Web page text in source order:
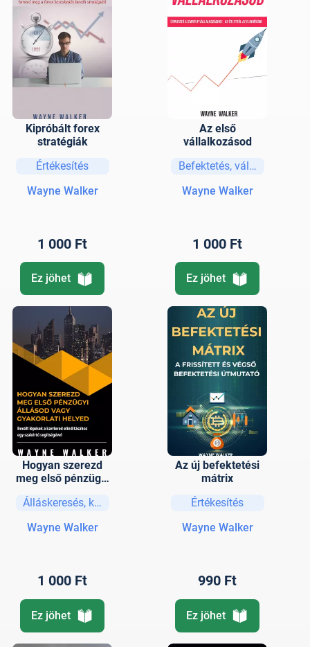
Kipróbált forex
stratégiák
Értékesítés
Wayne Walker
1 000 Ft
Ez jöhet
Az első
vállalkozásod
Befektetés, vállalkozás
Wayne Walker
1 000 Ft
Ez jöhet
Hogyan szerezd
meg első pénzügyi
gyakorlati helyed
Álláskeresés, karrierépítés, HR
Wayne Walker
1 000 Ft
Ez jöhet
Az új befektetési
mátrix
Értékesítés
Wayne Walker
990 Ft
Ez jöhet